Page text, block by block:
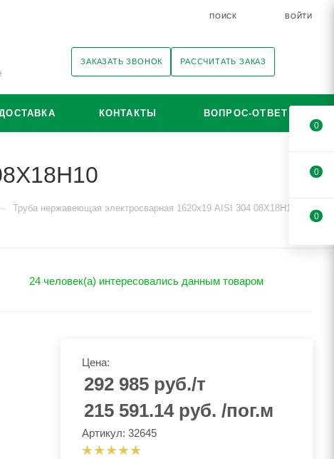
ПОИСК ВОЙТИ
ЗАКАЗАТЬ ЗВОНОК РАССЧИТАТЬ ЗАКАЗ
КОНТАКТЫ ВОПРОС-ОТВЕТ
Труба нержавеющая электросварная 1620х19 AISI 304 08Х18Н10
24 человек(а) интересовались данным товаром
Цена:
292 985руб./т
215 591.14 руб. /пог.м
Артикул: 32645
0
0
0